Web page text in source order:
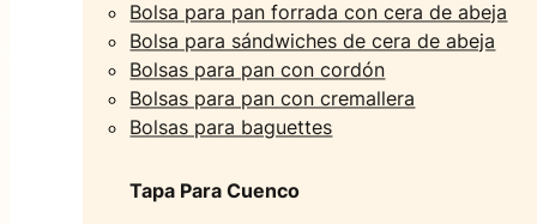
Bolsa para pan forrada con cera de abeja
Bolsa para sándwiches de cera de abeja
Bolsas para pan con cordón
Bolsas para pan con cremallera
Bolsas para baguettes
Tapa Para Cuenco